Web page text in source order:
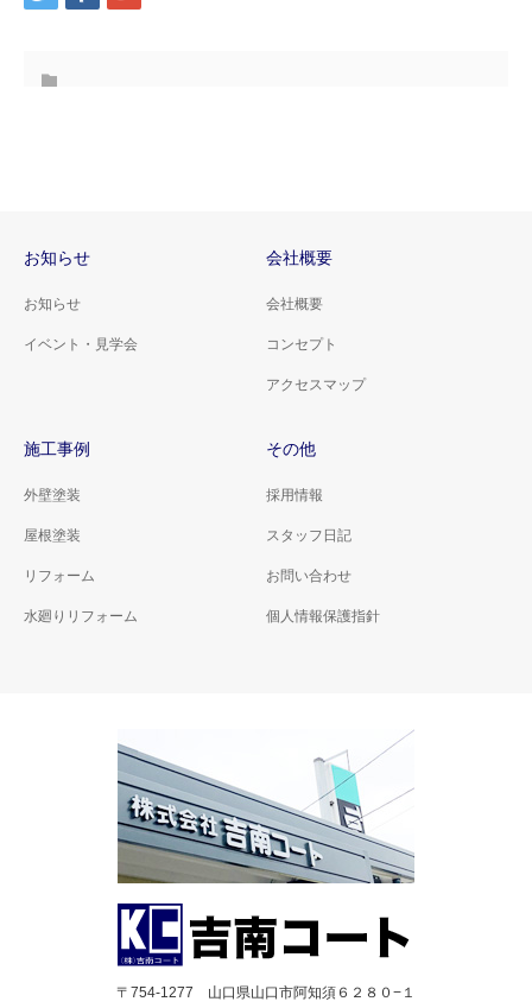
お知らせ
お知らせ
イベント・見学会
会社概要
会社概要
コンセプト
アクセスマップ
施工事例
外壁塗装
屋根塗装
リフォーム
水廻りリフォーム
その他
採用情報
スタッフ日記
お問い合わせ
個人情報保護指針
〒754-1277 山口県山口市阿知須６２８０−１